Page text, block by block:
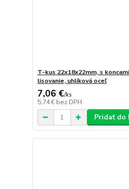
T-kus 22x18x22mm, s
lisovanie, uhlíková oceľ
7,06 €/ks
5,74 € bez DPH
Pridať do